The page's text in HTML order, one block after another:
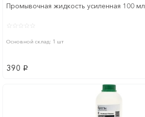
Промывочная жидкость усиленная 100
Основной склад: 1 шт
390 p